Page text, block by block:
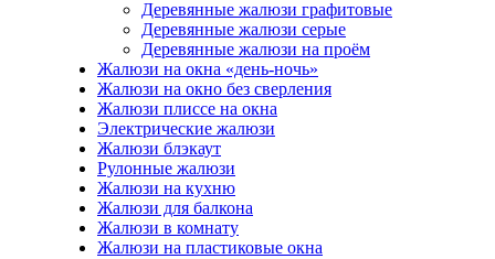
Деревянные жалюзи графитовые
Деревянные жалюзи серые
Деревянные жалюзи на проём
Жалюзи на окна «день-ночь»
Жалюзи на окно без сверления
Жалюзи плиссе на окна
Электрические жалюзи
Жалюзи блэкаут
Рулонные жалюзи
Жалюзи на кухню
Жалюзи для балкона
Жалюзи в комнату
Жалюзи на пластиковые окна